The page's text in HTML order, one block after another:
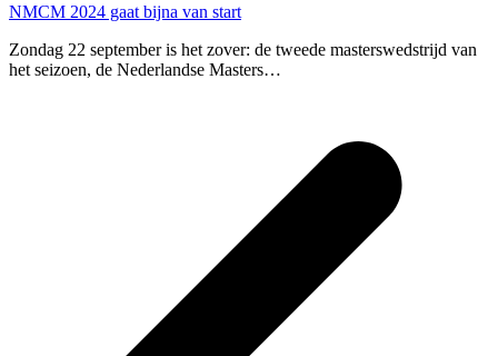
NMCM 2024 gaat bijna van start
Zondag 22 september is het zover: de tweede masterswedstrijd van
het seizoen, de Nederlandse Masters…